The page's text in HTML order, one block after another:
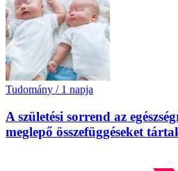
Tudomány / 1 napja
A születési sorrend az
meglepő összefüggéseket